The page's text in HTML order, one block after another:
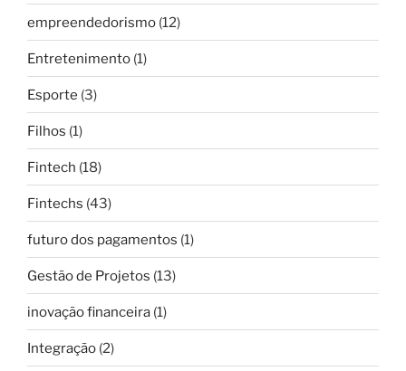
empreendedorismo (12)
Entretenimento (1)
Esporte (3)
Filhos (1)
Fintech (18)
Fintechs (43)
futuro dos pagamentos (1)
Gestão de Projetos (13)
inovação financeira (1)
Integração (2)